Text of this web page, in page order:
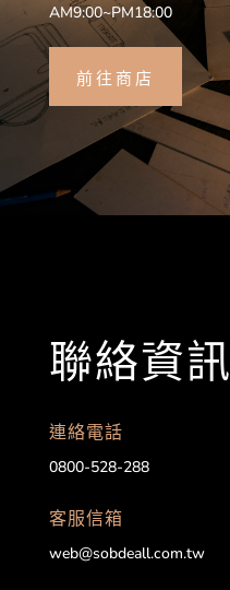
AM9:00~PM18:00
前往商店
聯絡資訊
連絡電話
0800-528-288
客服信箱
web@sobdeall.com.tw